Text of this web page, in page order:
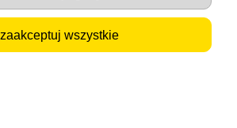
zaakceptuj wszystkie